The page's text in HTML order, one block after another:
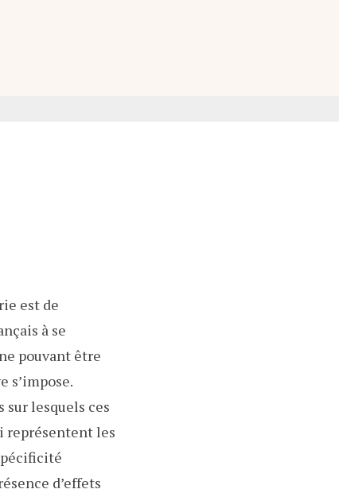
est de
à se
pouvant être
s’impose.
lesquels ces
représentent les
d’effets